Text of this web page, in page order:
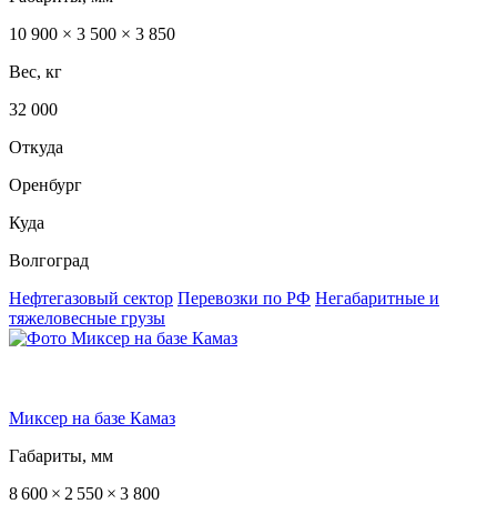
10 900 × 3 500 × 3 850
Вес, кг
32 000
Откуда
Оренбург
Куда
Волгоград
Нефтегазовый сектор Перевозки по РФ Негабаритные и
тяжеловесные грузы
Миксер на базе Камаз
Габариты, мм
8 600 × 2 550 × 3 800